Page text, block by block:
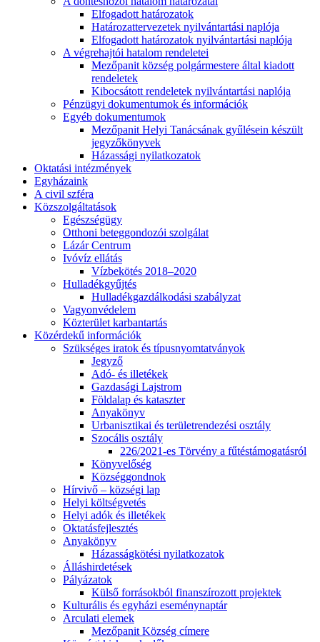
Elfogadott határozatok
Határozattervezetek nyilvántartási naplója
Elfogadott határozatok nyilvántartási naplója
A végrehajtói hatalom rendeletei
Mezőpanit község polgármestere által kiadott
rendeletek
Kibocsátott rendeletek nyilvántartási naplója
Pénzügyi dokumentumok és információk
Egyéb dokumentumok
Mezőpanit Helyi Tanácsának gyűlésein készült
jegyzőkönyvek
Házassági nyilatkozatok
Oktatási intézmények
Egyházaink
A civil szféra
Közszolgáltatások
Egészségügy
Otthoni beteggondozói szolgálat
Lázár Centrum
Ivóvíz ellátás
Vízbekötés 2018–2020
Hulladékgyűjtés
Hulladékgazdálkodási szabályzat
Vagyonvédelem
Közterület karbantartás
Közérdekű információk
Szükséges iratok és típusnyomtatványok
Jegyző
Adó- és illetékek
Gazdasági Lajstrom
Földalap és kataszter
Anyakönyv
Urbanisztikai és területrendezési osztály
Szocális osztály
226/2021-es Törvény a fűtéstámogatásról
Könyvelőség
Községgondnok
Hírvivő – községi lap
Helyi költségvetés
Helyi adók és illetékek
Oktatásfejlesztés
Anyakönyv
Házasságkötési nyilatkozatok
Álláshirdetések
Pályázatok
Külső forrásokból finanszírozott projektek
Kulturális és egyházi eseménynaptár
Arculati elemek
Mezőpanit Község címere